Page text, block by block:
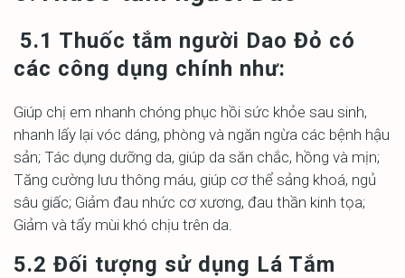
5.1 Thuốc tắm người Dao Đỏ có
các công dụng chính như:
Giúp chị em nhanh chóng phục hồi sức khỏe sau sinh,
nhanh lấy lại vóc dáng, phòng và ngăn ngừa các bệnh hậu
sản; Tác dụng dưỡng da, giúp da săn chắc, hồng và mịn;
Tăng cường lưu thông máu, giúp cơ thể sảng khoá, ngủ
sâu giấc; Giảm đau nhức cơ xương, đau thần kinh tọa;
Giảm và tẩy mùi khó chịu trên da.
5.2 Đối tượng sử dụng Lá Tắm